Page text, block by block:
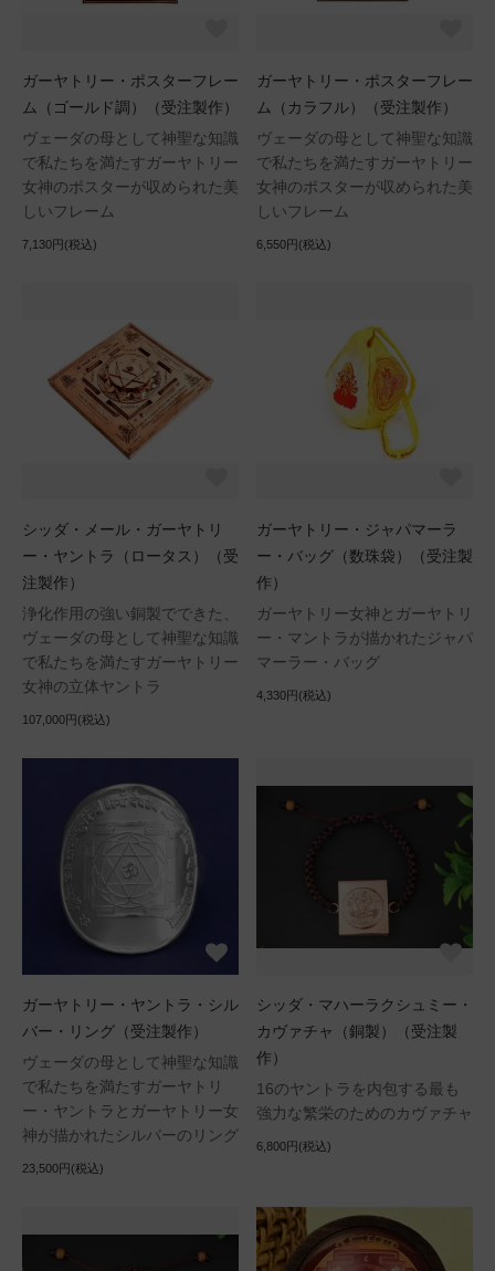
ガーヤトリー・ポスターフレー
ム（ゴールド調）（受注製作）
ヴェーダの母として神聖な知識
で私たちを満たすガーヤトリー
女神のポスターが収められた美
しいフレーム
7,130円(税込)
ガーヤトリー・ポスターフレー
ム（カラフル）（受注製作）
ヴェーダの母として神聖な知識
で私たちを満たすガーヤトリー
女神のポスターが収められた美
しいフレーム
6,550円(税込)
シッダ・メール・ガーヤトリ
ー・ヤントラ（ロータス）（受
注製作）
浄化作用の強い銅製でできた、
ヴェーダの母として神聖な知識
で私たちを満たすガーヤトリー
女神の立体ヤントラ
107,000円(税込)
ガーヤトリー・ジャパマーラ
ー・バッグ（数珠袋）（受注製
作）
ガーヤトリー女神とガーヤトリ
ー・マントラが描かれたジャパ
マーラー・バッグ
4,330円(税込)
ガーヤトリー・ヤントラ・シル
バー・リング（受注製作）
ヴェーダの母として神聖な知識
で私たちを満たすガーヤトリ
ー・ヤントラとガーヤトリー女
神が描かれたシルバーのリング
23,500円(税込)
シッダ・マハーラクシュミー・
カヴァチャ（銅製）（受注製
作）
16のヤントラを内包する最も
強力な繁栄のためのカヴァチャ
6,800円(税込)